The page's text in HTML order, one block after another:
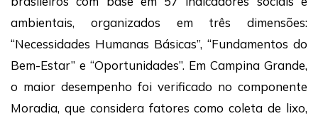
ambientais, organizados em três dimensões:
“Necessidades Humanas Básicas”, “Fundamentos do
Bem-Estar” e “Oportunidades”. Em Campina Grande,
o maior desempenho foi verificado no componente
Moradia, que considera fatores como coleta de lixo,